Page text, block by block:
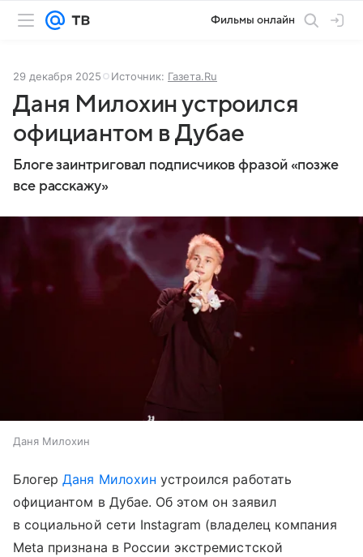
Фильмы онлайн
29 декабря 2025 Источник: Газета.Ru
Даня Милохин устроился
официантом в Дубае
Блоге заинтриговал подписчиков фразой «позже
все расскажу»
Даня Милохин
БлогерДаня Милохин устроился работать
официантом в Дубае. Об этом он заявил
в социальной сети Instagram (владелец компания
Meta признана в России экстремистской